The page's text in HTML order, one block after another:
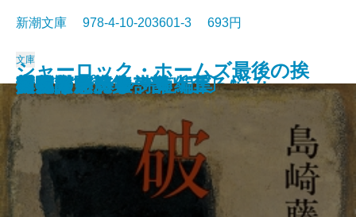
春の城
桜の実の熟する時
千曲川のスケッチ
シャーロック・ホームズ最後の挨
拶
人間の土地
クヌルプ
夜明け前 第二部〔下〕
夜明け前 第二部〔上〕
小さき者へ・生れ出づる悩み
哲学入門
新潮文庫 978-4-10-203601-3 693円
文庫
破戒
夜明け前 第一部〔上〕
夜明け前 第一部〔下〕
肉体の悪魔
青春は美わし
コクトー詩集
アポリネール詩集
人生論ノート
異邦人
スタインベック短編集